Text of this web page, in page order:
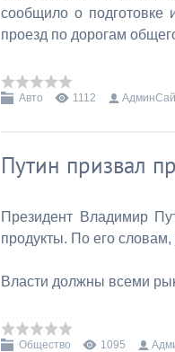
сообщило о подготовке
проезд по дорогам
Авто 1112
Путин призвал
Президент Владимир
продукты. По его
Власти должны всеми
Общество 1095